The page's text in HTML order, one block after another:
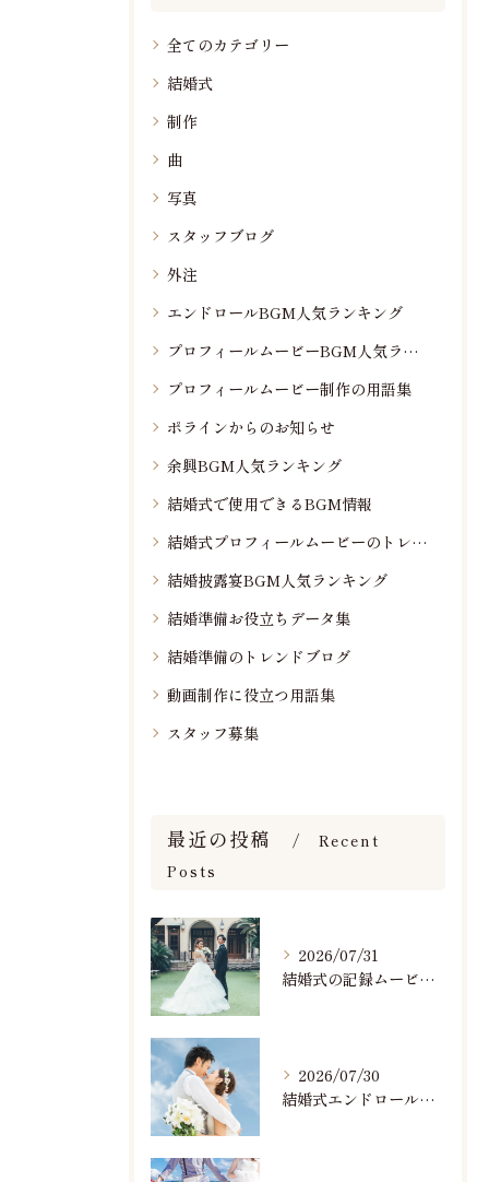
全てのカテゴリー
結婚式
制作
曲
写真
スタッフブログ
外注
エンドロールBGM人気ランキング
プロフィールムービーBGM人気ランキング
プロフィールムービー制作の用語集
ポラインからのお知らせ
余興BGM人気ランキング
結婚式で使用できるBGM情報
結婚式プロフィールムービーのトレンド情報
結婚披露宴BGM人気ランキング
結婚準備お役立ちデータ集
結婚準備のトレンドブログ
動画制作に役立つ用語集
スタッフ募集
最近の投稿
Recent
Posts
2026/07/31
結婚式の記録ムービーの映像撮影スタッフを募集中です
2026/07/30
結婚式エンドロールで人気のおすすめBGM楽曲ランキング！(7/29最新)